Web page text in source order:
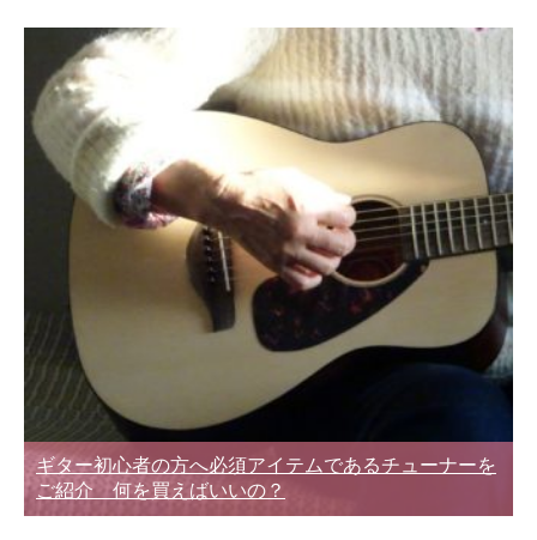
ギター初心者の方へ必須アイテムであるチューナーを
ご紹介 何を買えばいいの？